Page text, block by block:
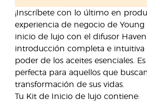
¡Inscríbete con lo último en
experiencia de negocio de Young
inicio de lujo con el difusor
introducción completa e intuitiva
poder de los aceites esenciales.
perfecta para aquellos que
transformación de sus vidas.
Tu Kit de Inicio de lujo contiene: